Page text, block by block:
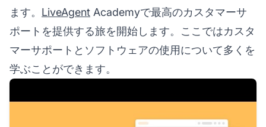
ます。 LiveAgent Academyで最高のカスタマーサ
ポートを提供する旅を開始します。ここではカスタ
マーサポートとソフトウェアの使用について多くを
学ぶことができます。